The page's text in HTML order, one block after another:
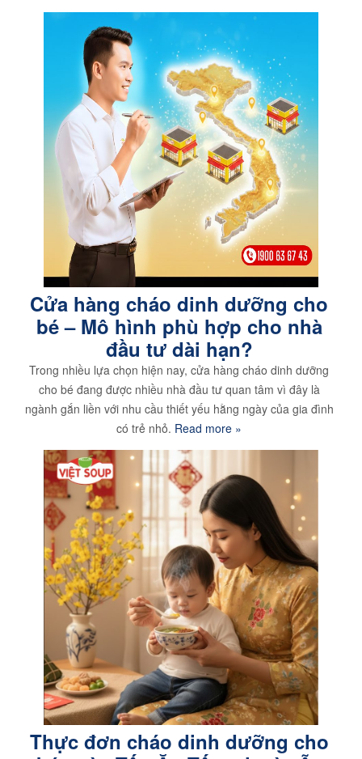
Cửa hàng cháo dinh dưỡng cho
bé – Mô hình phù hợp cho nhà
đầu tư dài hạn?
Trong nhiều lựa chọn hiện nay, cửa hàng cháo dinh dưỡng
cho bé đang được nhiều nhà đầu tư quan tâm vì đây là
ngành gắn liền với nhu cầu thiết yếu hằng ngày của gia đình
có trẻ nhỏ. Read more »
Thực đơn cháo dinh dưỡng cho